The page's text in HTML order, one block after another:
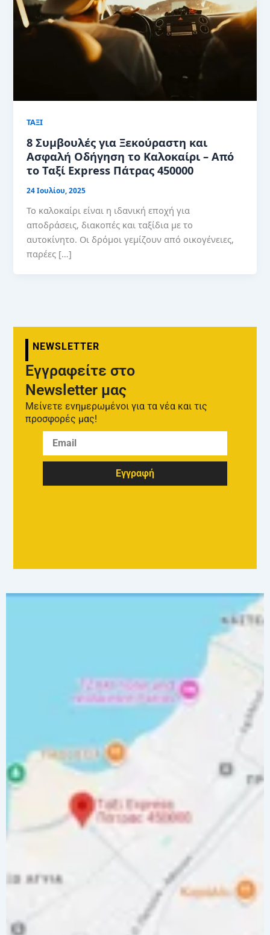
ΤΑΞΙ
8 Συμβουλές για Ξεκούραστη και
Ασφαλή Οδήγηση το Καλοκαίρι – Από
το Ταξί Express Πάτρας 450000
24 Ιουλίου, 2025
Το καλοκαίρι είναι η ιδανική εποχή για
αποδράσεις, διακοπές και ταξίδια με το
αυτοκίνητο. Οι δρόμοι γεμίζουν από οικογένειες,
παρέες […]
NEWSLETTER
Εγγραφείτε στο
Newsletter μας
Μείνετε ενημερωμένοι για τα νέα και τις
προσφορές μας!
Εγγραφή